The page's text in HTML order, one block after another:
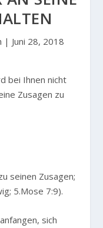
| Juni 28, 2018
seinen Zusagen;
5.Mose 7:9).
sich